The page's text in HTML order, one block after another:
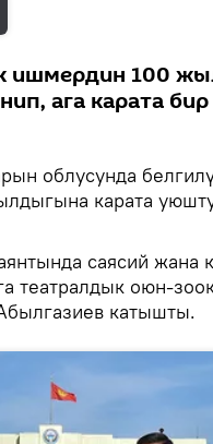
ишмердин 100
ага карата
облусунда
карата
саясий жана
театралдык оюн-
катышты.